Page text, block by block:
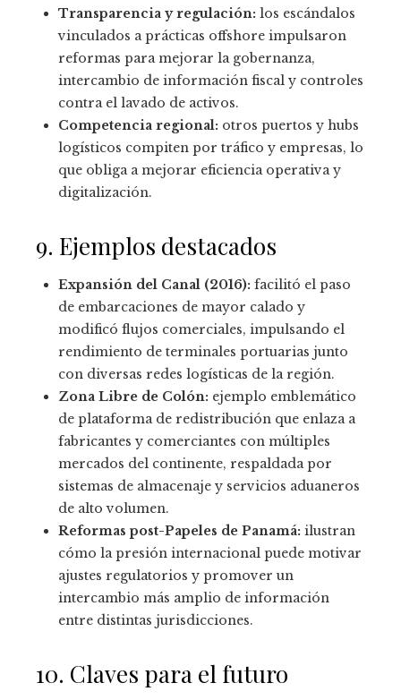
Transparencia y regulación: los escándalos
vinculados a prácticas offshore impulsaron
reformas para mejorar la gobernanza,
intercambio de información fiscal y controles
contra el lavado de activos.
Competencia regional: otros puertos y hubs
logísticos compiten por tráfico y empresas, lo
que obliga a mejorar eficiencia operativa y
digitalización.
9. Ejemplos destacados
Expansión del Canal (2016): facilitó el paso
de embarcaciones de mayor calado y
modificó flujos comerciales, impulsando el
rendimiento de terminales portuarias junto
con diversas redes logísticas de la región.
Zona Libre de Colón: ejemplo emblemático
de plataforma de redistribución que enlaza a
fabricantes y comerciantes con múltiples
mercados del continente, respaldada por
sistemas de almacenaje y servicios aduaneros
de alto volumen.
Reformas post-Papeles de Panamá: ilustran
cómo la presión internacional puede motivar
ajustes regulatorios y promover un
intercambio más amplio de información
entre distintas jurisdicciones.
10. Claves para el futuro